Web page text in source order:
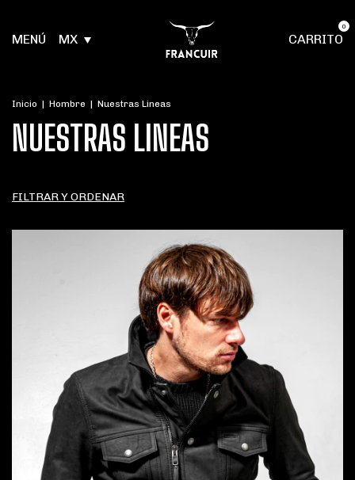
MENÚ MX CARRITO
0
Inicio | Hombre | Nuestras Lineas
NUESTRAS LINEAS
FILTRAR Y ORDENAR